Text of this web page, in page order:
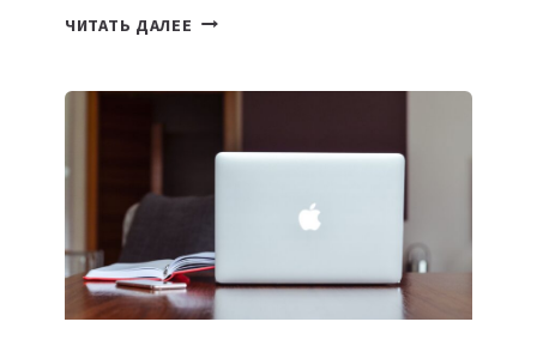
ЧИТАТЬ ДАЛЕЕ
ПОМОГАЮТ
СОЗДАВАТЬ
БЕЗ
СЛОЖНОГО
КОДА